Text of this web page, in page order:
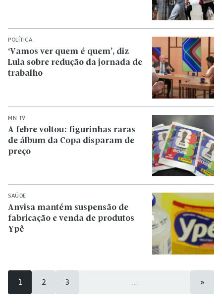
POLÍTICA
‘Vamos ver quem é quem’, diz
Lula sobre redução da jornada de
trabalho
MN TV
A febre voltou: figurinhas raras
de álbum da Copa disparam de
preço
SAÚDE
Anvisa mantém suspensão de
fabricação e venda de produtos
Ypê
1 2 3 »